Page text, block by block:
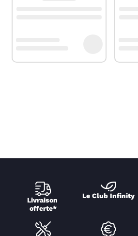
Livraison
offerte*
Le Club Infinity